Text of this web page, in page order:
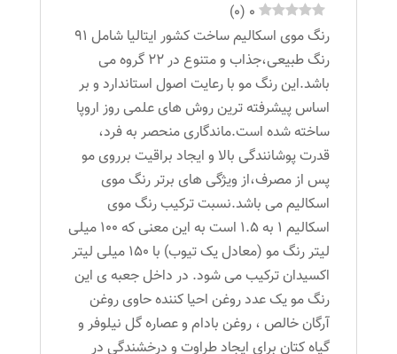
0
(
0
)
رنگ موی اسکالیم ساخت کشور ایتالیا شامل 91
رنگ طبیعی،جذاب و متنوع در 22 گروه می
باشد.این رنگ مو با رعایت اصول استاندارد و بر
اساس پیشرفته ترین روش های علمی روز اروپا
ساخته شده است.ماندگاری منحصر به فرد،
قدرت پوشانندگی بالا و ایجاد براقیت برروی مو
پس از مصرف،از ویژگی های برتر رنگ موی
اسکالیم می باشد.نسبت ترکیب رنگ موی
اسکالیم 1 به 1.5 است به این معنی که 100 میلی
لیتر رنگ مو (معادل یک تیوب) با 150 میلی لیتر
اکسیدان ترکیب می شود. در داخل جعبه ی این
رنگ مو یک عدد روغن احیا کننده حاوی روغن
آرگان خالص ، روغن بادام و عصاره گل نیلوفر و
گیاه کتان برای ایجاد طراوت و درخشندگی در